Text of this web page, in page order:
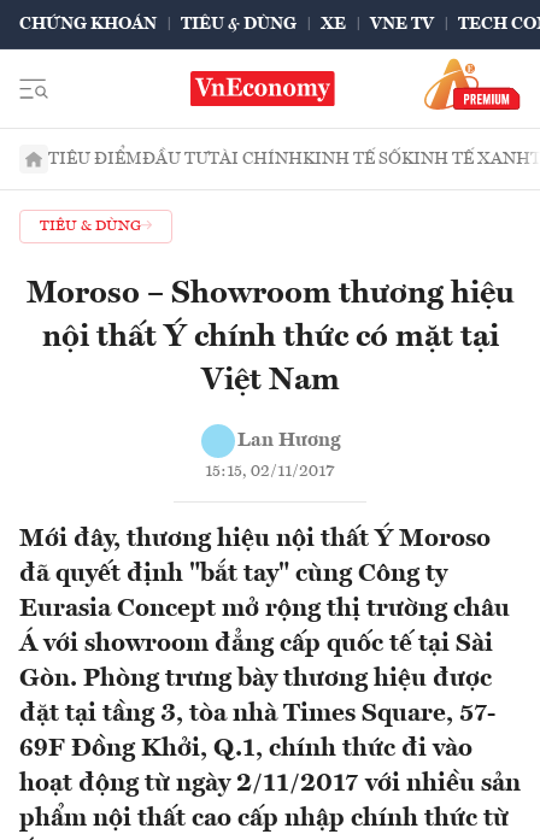
CHỨNG KHOÁN TIÊU & DÙNG XE VNE TV TECH
TIÊU ĐIỂMĐẦU TƯTÀI CHÍNHKINH TẾ SỐKINH TẾ XANH
TIÊU & DÙNG
Moroso – Showroom thương hiệu
nội thất Ý chính thức có mặt tại
Việt Nam
Lan Hương
15:15, 02/11/2017
Mới đây, thương hiệu nội thất Ý Moroso
đã quyết định "bắt tay" cùng Công ty
Eurasia Concept mở rộng thị trường châu
Á với showroom đẳng cấp quốc tế tại Sài
Gòn. Phòng trưng bày thương hiệu được
đặt tại tầng 3, tòa nhà Times Square, 57-
69F Đồng Khởi, Q.1, chính thức đi vào
hoạt động từ ngày 2/11/2017 với nhiều sản
phẩm nội thất cao cấp nhập chính thức từ